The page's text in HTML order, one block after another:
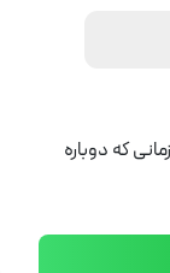
که دوباره